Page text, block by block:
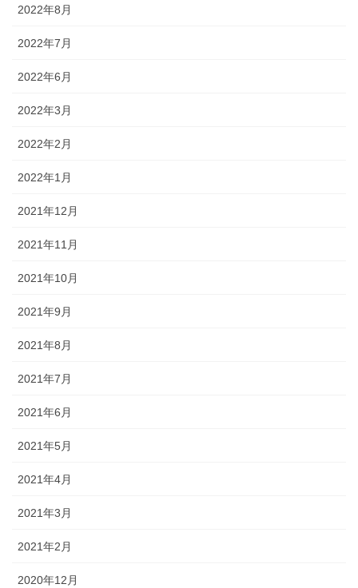
2022年8月
2022年7月
2022年6月
2022年3月
2022年2月
2022年1月
2021年12月
2021年11月
2021年10月
2021年9月
2021年8月
2021年7月
2021年6月
2021年5月
2021年4月
2021年3月
2021年2月
2020年12月